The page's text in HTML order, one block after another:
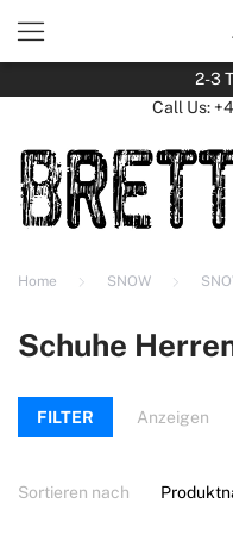
2-3
Call Us:
Home SNOW
Schuhe
FILTER
Sortieren nach
Anzeigen